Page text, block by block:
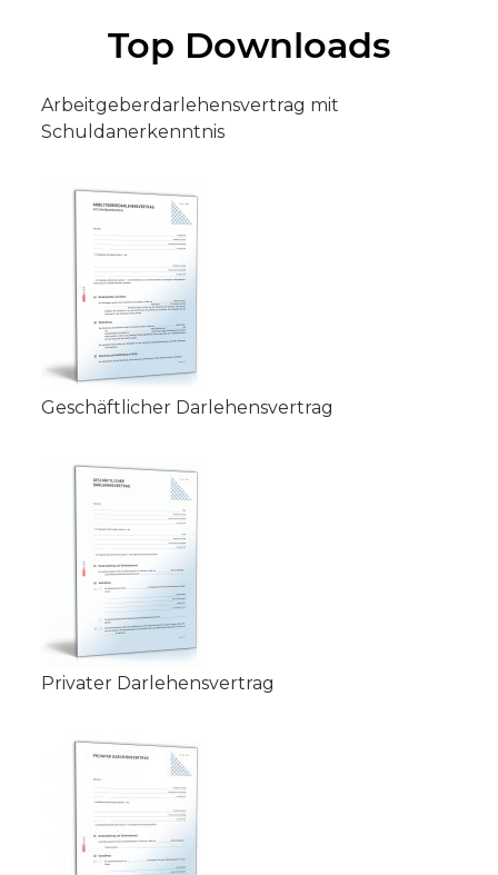
Top Downloads
Arbeitgeberdarlehensvertrag mit
Schuldanerkenntnis
Geschäftlicher Darlehensvertrag
Privater Darlehensvertrag